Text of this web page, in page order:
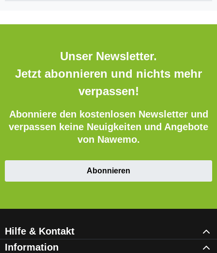
Unser Newsletter.
Jetzt abonnieren und nichts mehr
verpassen!
Abonniere den kostenlosen Newsletter und
verpassen keine Neuigkeiten und Angebote
von Nawemo.
Abonnieren
Hilfe & Kontakt
Information